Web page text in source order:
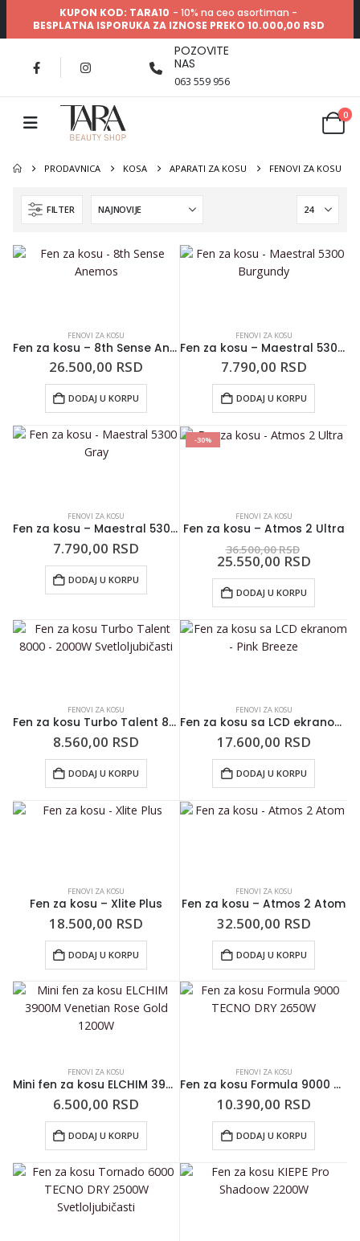
KUPON KOD: TARA10 - 10% na ceo asortiman -
BESPLATNA ISPORUKA ZA IZNOSE PREKO 10.000,00 RSD
POZOVITE
NAS
063 559 956
0
PRODAVNICA KOSA APARATI ZA KOSU FENOVI ZA KOSU
FILTER
FENOVI ZA KOSU
Fen za kosu – 8th Sense Anemos
26.500,00 RSD
DODAJ U KORPU
FENOVI ZA KOSU
Fen za kosu – Maestral 5300 Burgundy
7.790,00 RSD
DODAJ U KORPU
FENOVI ZA KOSU
Fen za kosu – Maestral 5300 Gray
7.790,00 RSD
DODAJ U KORPU
-30%
FENOVI ZA KOSU
Fen za kosu – Atmos 2 Ultra
36.500,00RSD
25.550,00 RSD
DODAJ U KORPU
FENOVI ZA KOSU
Fen za kosu Turbo Talent 8000 – 2000W Svetloljubičasti
8.560,00 RSD
DODAJ U KORPU
FENOVI ZA KOSU
Fen za kosu sa LCD ekranom – Pink Breeze
17.600,00 RSD
DODAJ U KORPU
FENOVI ZA KOSU
Fen za kosu – Xlite Plus
18.500,00 RSD
DODAJ U KORPU
FENOVI ZA KOSU
Fen za kosu – Atmos 2 Atom
32.500,00 RSD
DODAJ U KORPU
FENOVI ZA KOSU
Mini fen za kosu ELCHIM 3900M Venetian Rose Gold 1200W
6.500,00 RSD
DODAJ U KORPU
FENOVI ZA KOSU
Fen za kosu Formula 9000 TECNO DRY 2650W
10.390,00 RSD
DODAJ U KORPU